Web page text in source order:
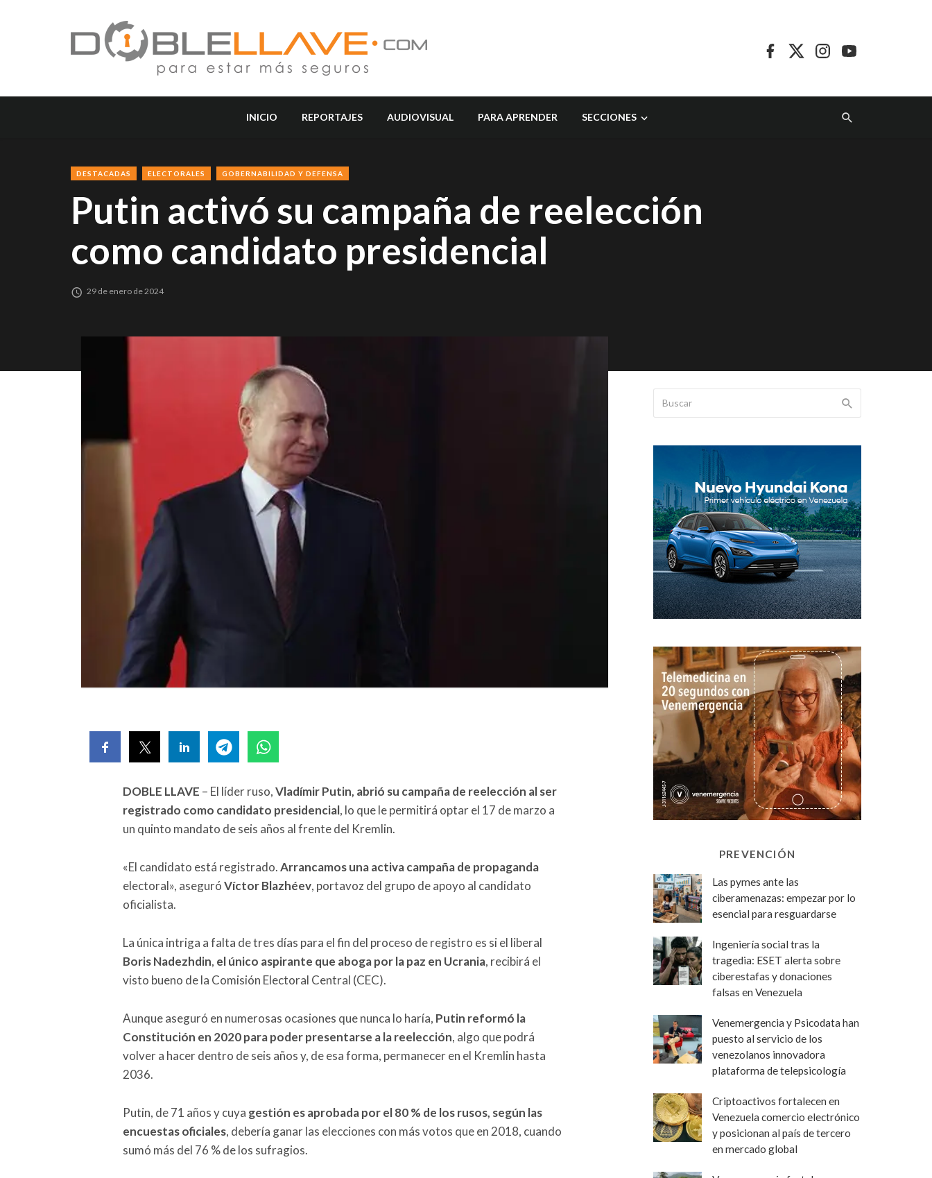
INICIO REPORTAJES AUDIOVISUAL PARA APRENDER SECCIONES
DESTACADAS ELECTORALES GOBERNABILIDAD Y DEFENSA
Putin activó su campaña de reelección
como candidato presidencial
29 de enero de 2024
DOBLE LLAVE – El líder ruso,Vladímir Putin, abrió su campaña de reelección al ser
registrado como candidato presidencial, lo que le permitirá optar el 17 de marzo a
un quinto mandato de seis años al frente del Kremlin.
«El candidato está registrado.Arrancamos una activa campaña de propaganda
electoral», aseguróVíctor Blazhéev, portavoz del grupo de apoyo al candidato
oficialista.
La única intriga a falta de tres días para el fin del proceso de registro es si el liberal
Boris Nadezhdin, el único aspirante que aboga por la paz en Ucrania, recibirá el
visto bueno de la Comisión Electoral Central (CEC).
Aunque aseguró en numerosas ocasiones que nunca lo haría, Putin reformó la
Constitución en 2020 para poder presentarse a la reelección, algo que podrá
volver a hacer dentro de seis años y, de esa forma, permanecer en el Kremlin hasta
2036.
Putin, de 71 años y cuya gestión es aprobada por el 80 % de los rusos, según las
encuestas oficiales, debería ganar las elecciones con más votos que en 2018, cuando
sumó más del 76 % de los sufragios.
PREVENCIÓN
Las pymes ante las
ciberamenazas: empezar por lo
esencial para resguardarse
Ingeniería social tras la
tragedia: ESET alerta sobre
ciberestafas y donaciones
falsas en Venezuela
Venemergencia y Psicodata han
puesto al servicio de los
venezolanos innovadora
plataforma de telepsicología
Criptoactivos fortalecen en
Venezuela comercio electrónico
y posicionan al país de tercero
en mercado global